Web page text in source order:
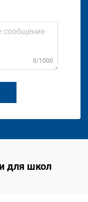
0/1000
для школ